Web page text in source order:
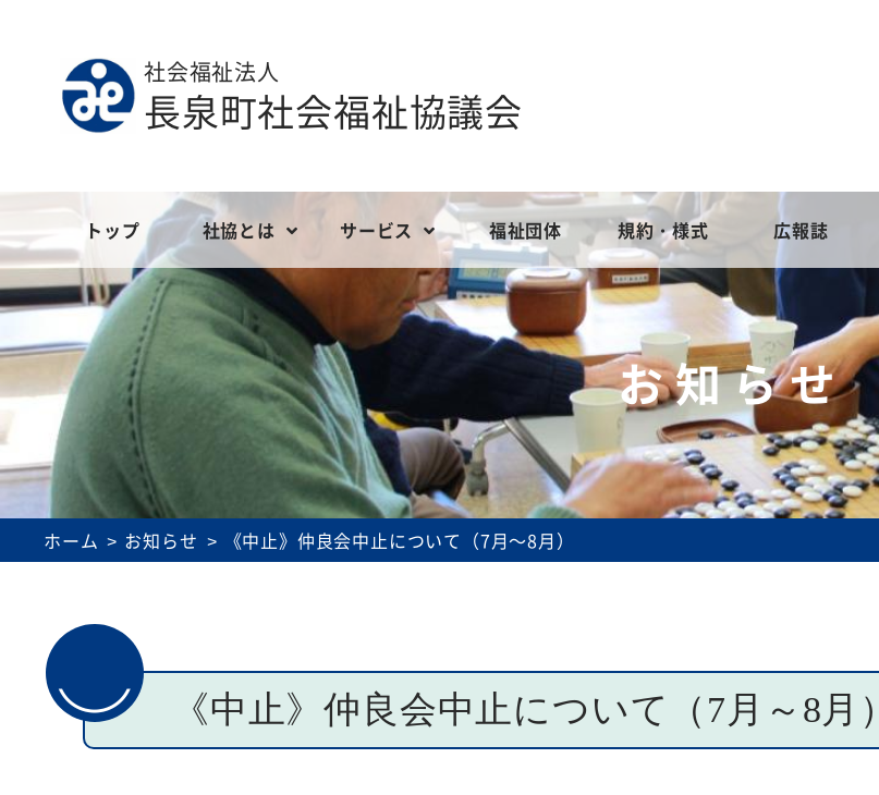
社会福祉法人
長泉町社会福祉協議会
トップ 社協とは
ごあいさつ 社会福祉協議会とは 社会福祉協議会のめざすもの
長泉町社会福祉協議会の財政 地域福祉活動計画
サービス
地域福祉 ボランティア 高齢者福祉
ご寄付・募金
福祉団体 規約・様式 広報誌
定款等 現況報告 地域福祉活動計画
苦情解決窓口設置事業
理事会・評議員会議事録 介護事業所運営規程等
お知らせ
ホーム お知らせ 《中止》仲良会中止について（7月～8月）
《中止》仲良会中止について（7月～8月）